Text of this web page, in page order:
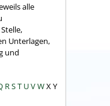
alle
Unterlagen,
und
RST UVWX Y